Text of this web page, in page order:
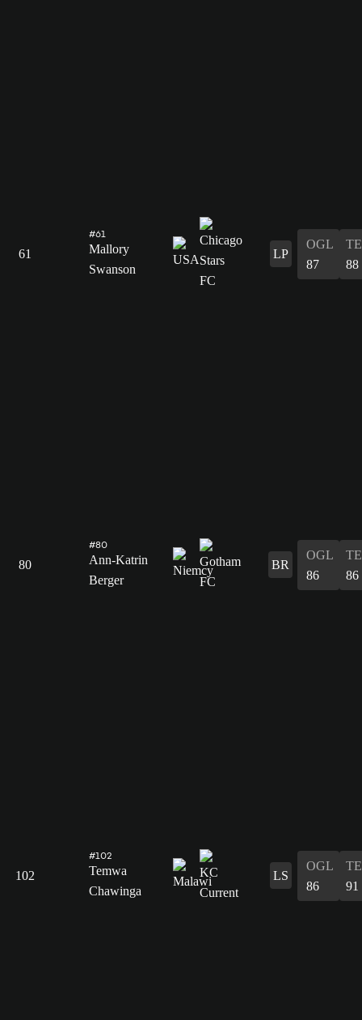
61
#61
Mallory
Swanson
LP
OGL
87
88
80
#80
Ann-Katrin
Berger
BR
OGL
86
86
102
#102
Temwa
Chawinga
LS
OGL
86
91